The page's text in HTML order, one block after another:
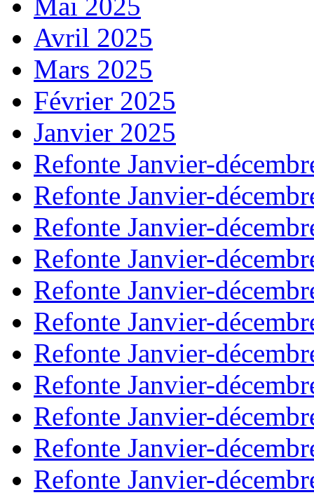
Avril 2025
Mars 2025
Février 2025
Janvier 2025
Refonte Janvier-
Refonte Janvier-
Refonte Janvier-
Refonte Janvier-
Refonte Janvier-
Refonte Janvier-
Refonte Janvier-
Refonte Janvier-
Refonte Janvier-
Refonte Janvier-
Refonte Janvier-